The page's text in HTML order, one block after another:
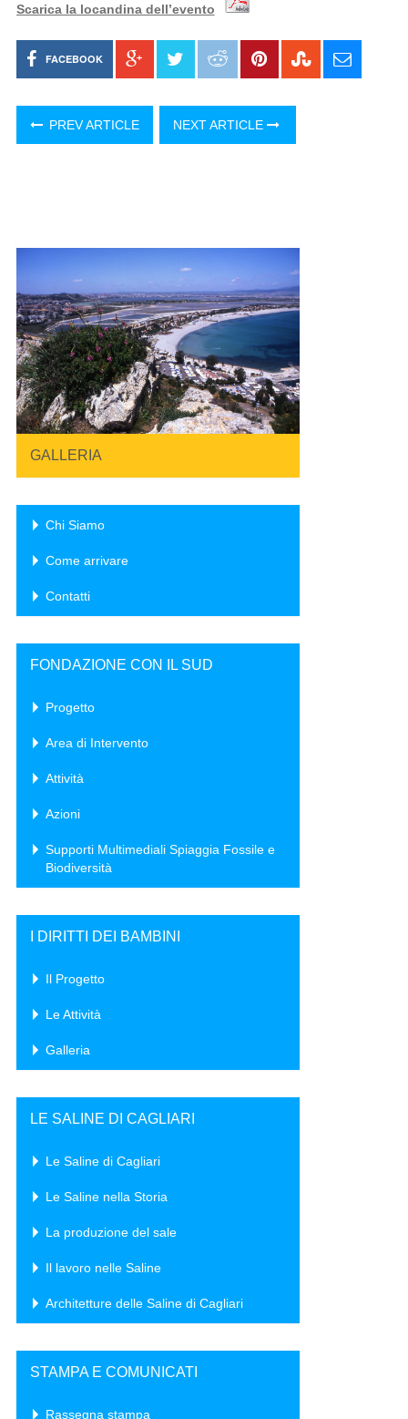
Scarica la locandina dell’evento
FACEBOOK
PREV ARTICLE NEXT ARTICLE
GALLERIA
Chi Siamo
Come arrivare
Contatti
FONDAZIONE CON IL SUD
Progetto
Area di Intervento
Attività
Azioni
Supporti Multimediali Spiaggia Fossile e
Biodiversità
I DIRITTI DEI BAMBINI
Il Progetto
Le Attività
Galleria
LE SALINE DI CAGLIARI
Le Saline di Cagliari
Le Saline nella Storia
La produzione del sale
Il lavoro nelle Saline
Architetture delle Saline di Cagliari
STAMPA E COMUNICATI
Rassegna stampa